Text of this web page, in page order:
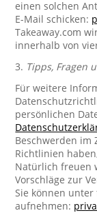
einen solchen
E-Mail schicken:
Takeaway.com
innerhalb von
3. Tipps, Fragen
Für weitere
persönlichen
Beschwerden im
Richtlinien
Natürlich freuen
Vorschläge zur
Sie können
aufnehmen: